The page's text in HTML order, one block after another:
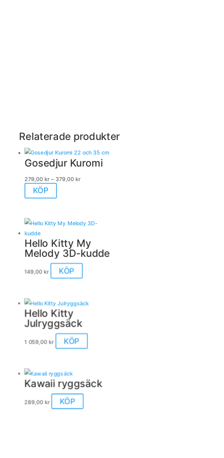
Relaterade produkter
Gosedjur Kuromi
279,00 kr – 379,00 krPrisintervall:
KÖP
här
flera
varianter.
De
olika
alternativen
kan
produktsidan
Hello Kitty My
Melody 3D-kudde
149,00 kr KÖP
Hello Kitty
Julryggsäck
1 059,00 kr KÖP
Kawaii ryggsäck
289,00 kr KÖP
här